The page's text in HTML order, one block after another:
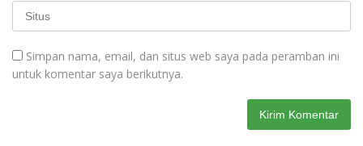
Simpan nama, email, dan situs web saya pada peramban ini
untuk komentar saya berikutnya.